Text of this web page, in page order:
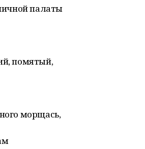
палаты
помятый,
морщась,